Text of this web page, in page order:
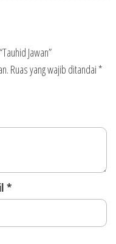
Jawan”
Ruas yang wajib ditandai *
*